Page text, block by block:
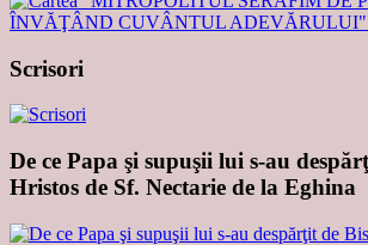
Scrisori
De ce Papa şi supuşii lui s-au
Hristos de Sf. Nectarie de la Eghina